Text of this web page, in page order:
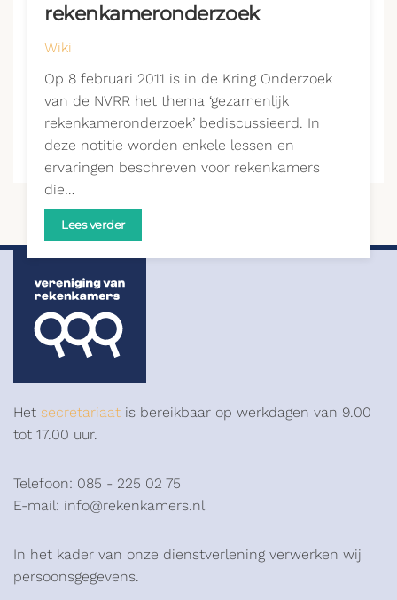
rekenkameronderzoek
Wiki
Op 8 februari 2011 is in de Kring Onderzoek
van de NVRR het thema ‘gezamenlijk
rekenkameronderzoek’ bediscussieerd. In
deze notitie worden enkele lessen en
ervaringen beschreven voor rekenkamers
die…
Lees verder
Het secretariaat is bereikbaar op werkdagen van 9.00
tot 17.00 uur.
Telefoon: 085 - 225 02 75
E-mail: info@rekenkamers.nl
In het kader van onze dienstverlening verwerken wij
persoonsgegevens.